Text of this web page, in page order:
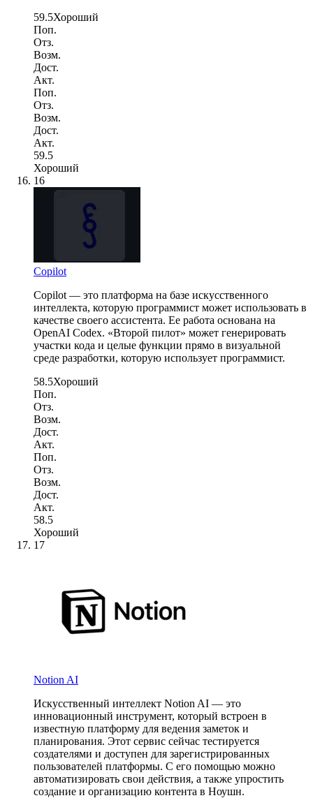
59.5Хороший
Поп.
Отз.
Возм.
Дост.
Акт.
Поп.
Отз.
Возм.
Дост.
Акт.
59.5
Хороший
16
Copilot
Copilot — это платформа на базе искусственного
интеллекта, которую программист может использовать в
качестве своего ассистента. Ее работа основана на
OpenAI Codex. «Второй пилот» может генерировать
участки кода и целые функции прямо в визуальной
среде разработки, которую использует программист.
58.5Хороший
Поп.
Отз.
Возм.
Дост.
Акт.
Поп.
Отз.
Возм.
Дост.
Акт.
58.5
Хороший
17
Notion AI
Искусственный интеллект Notion AI — это
инновационный инструмент, который встроен в
известную платформу для ведения заметок и
планирования. Этот сервис сейчас тестируется
создателями и доступен для зарегистрированных
пользователей платформы. С его помощью можно
автоматизировать свои действия, а также упростить
создание и организацию контента в Ноушн.